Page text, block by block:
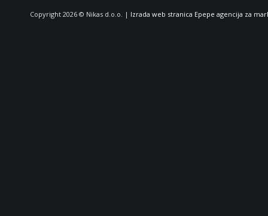
Copyright 2026 © Nikas d.o.o. | Izrada web stranica Epepe agencija za